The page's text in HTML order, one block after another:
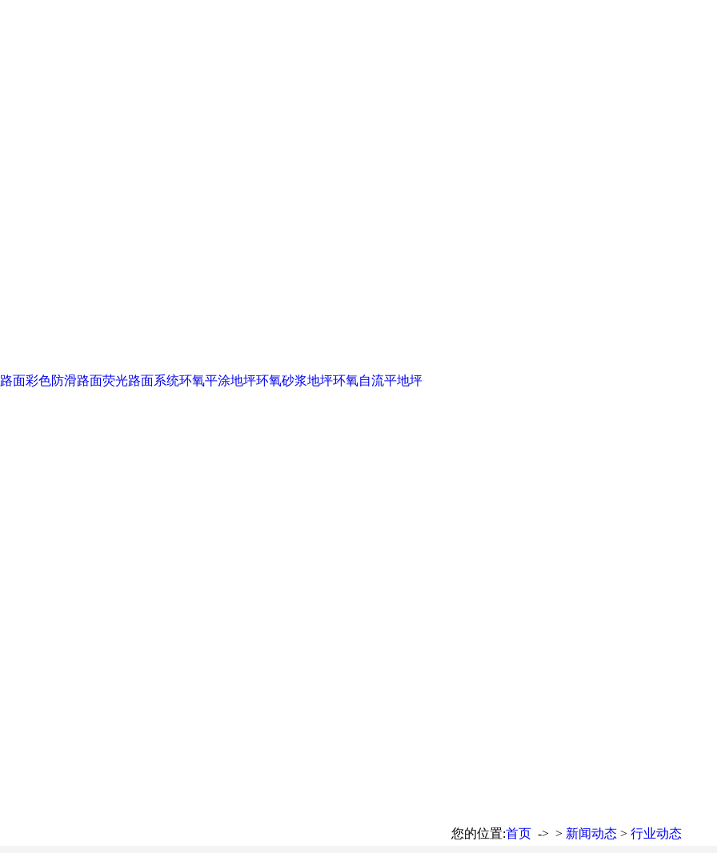
面彩色防滑路面荧光路面系统环氧平涂地坪环氧砂浆地坪环氧自流平地坪
您的位置:首页 -> > 新闻动态 > 行业动态